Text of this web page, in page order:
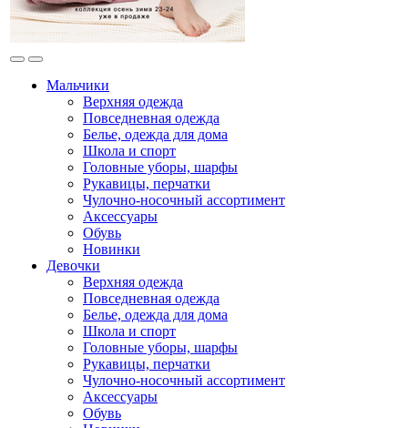
Мальчики
Верхняя одежда
Повседневная одежда
Белье, одежда для дома
Школа и спорт
Головные уборы, шарфы
Рукавицы, перчатки
Чулочно-носочный ассортимент
Аксессуары
Обувь
Новинки
Девочки
Верхняя одежда
Повседневная одежда
Белье, одежда для дома
Школа и спорт
Головные уборы, шарфы
Рукавицы, перчатки
Чулочно-носочный ассортимент
Аксессуары
Обувь